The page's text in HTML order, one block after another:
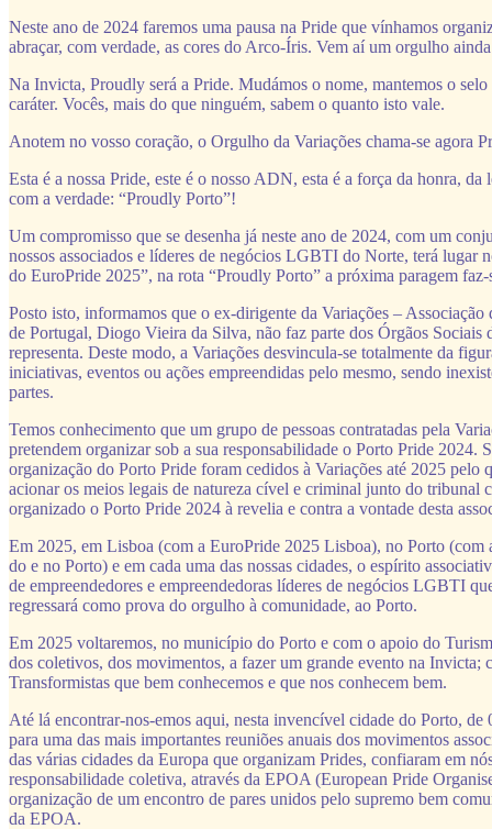
Neste ano de 2024 faremos uma pausa na Pride que vínhamos
abraçar, com verdade, as cores do Arco-Íris. Vem aí um orgulho
Na Invicta, Proudly será a Pride. Mudámos o nome, mantemos o
caráter. Vocês, mais do que ninguém, sabem o quanto isto vale.
Anotem no vosso coração, o Orgulho da Variações chama-se agora
Esta é a nossa Pride, este é o nosso ADN, esta é a força da honra,
com a verdade: “Proudly Porto”!
Um compromisso que se desenha já neste ano de 2024, com um
nossos associados e líderes de negócios LGBTI do Norte, terá lugar
do EuroPride 2025”, na rota “Proudly Porto” a próxima paragem
Posto isto, informamos que o ex-dirigente da Variações –
de Portugal, Diogo Vieira da Silva, não faz parte dos Órgãos Sociais
representa. Deste modo, a Variações desvincula-se totalmente da
iniciativas, eventos ou ações empreendidas pelo mesmo, sendo
partes.
Temos conhecimento que um grupo de pessoas contratadas pela
pretendem organizar sob a sua responsabilidade o Porto Pride 2024.
organização do Porto Pride foram cedidos à Variações até 2025 pelo
acionar os meios legais de natureza cível e criminal junto do tribunal
organizado o Porto Pride 2024 à revelia e contra a vontade desta
Em 2025, em Lisboa (com a EuroPride 2025 Lisboa), no Porto (com
do e no Porto) e em cada uma das nossas cidades, o espírito
de empreendedores e empreendedoras líderes de negócios LGBTI
regressará como prova do orgulho à comunidade, ao Porto.
Em 2025 voltaremos, no município do Porto e com o apoio do
dos coletivos, dos movimentos, a fazer um grande evento na Invicta;
Transformistas que bem conhecemos e que nos conhecem bem.
Até lá encontrar-nos-emos aqui, nesta invencível cidade do Porto, de
para uma das mais importantes reuniões anuais dos movimentos
das várias cidades da Europa que organizam Prides, confiaram em
responsabilidade coletiva, através da EPOA (European Pride
organização de um encontro de pares unidos pelo supremo bem
da EPOA.